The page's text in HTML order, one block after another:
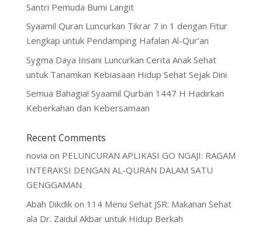
Santri Pemuda Bumi Langit
Syaamil Quran Luncurkan Tikrar 7 in 1 dengan Fitur
Lengkap untuk Pendamping Hafalan Al-Qur’an
Sygma Daya Insani Luncurkan Cerita Anak Sehat
untuk Tanamkan Kebiasaan Hidup Sehat Sejak Dini
Semua Bahagia! Syaamil Qurban 1447 H Hadirkan
Keberkahan dan Kebersamaan
Recent Comments
novia on PELUNCURAN APLIKASI GO NGAJI: RAGAM
INTERAKSI DENGAN AL-QURAN DALAM SATU
GENGGAMAN
Abah Dikdikon 114 Menu Sehat JSR: Makanan Sehat
ala Dr. Zaidul Akbar untuk Hidup Berkah